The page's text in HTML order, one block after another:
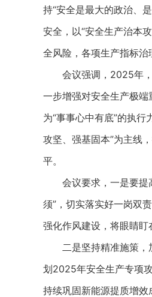
持“安全是最大的政治、
安全，以“安全生产治本
全风险，各项生产指标治
会议强调，2025年，
一步增强对安全生产极端
为“事事心中有底”的执
攻坚、强基固本”为主线
平。
会议要求，一是要提高
须”，切实落实好一岗双
强化作风建设，将眼睛盯
二是坚持精准施策，
划2025年安全生产专项
持续巩固新能源提质增效